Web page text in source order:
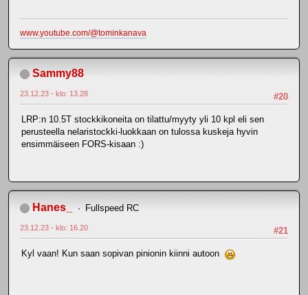
www.youtube.com/@tominkanava
Sammy88
#20
23.12.23 - klo: 13.28
LRP:n 10.5T stockkikoneita on tilattu/myyty yli 10 kpl eli sen
perusteella nelaristockki-luokkaan on tulossa kuskeja hyvin
ensimmäiseen FORS-kisaan :)
Hanes_ Fullspeed RC
#21
23.12.23 - klo: 16.20
Kyl vaan! Kun saan sopivan pinionin kiinni autoon